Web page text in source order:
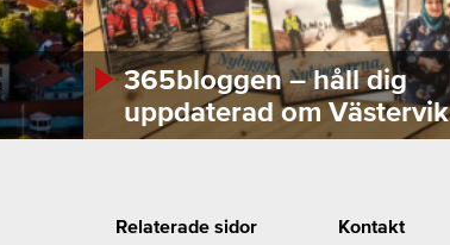
365bloggen – håll dig
uppdaterad om Västervik
Relaterade sidor Kontakt